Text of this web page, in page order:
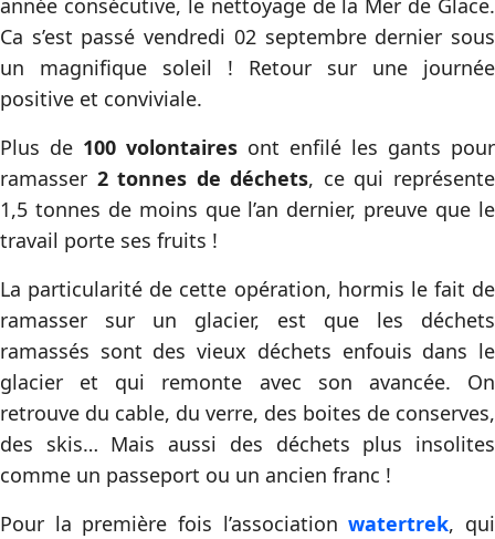
année consécutive, le nettoyage de la Mer de Glace.
Ca s’est passé vendredi 02 septembre dernier sous
un magnifique soleil ! Retour sur une journée
positive et conviviale.
Plus de 100 volontaires ont enfilé les gants pour
ramasser 2 tonnes de déchets, ce qui représente
1,5 tonnes de moins que l’an dernier, preuve que le
travail porte ses fruits !
La particularité de cette opération, hormis le fait de
ramasser sur un glacier, est que les déchets
ramassés sont des vieux déchets enfouis dans le
glacier et qui remonte avec son avancée. On
retrouve du cable, du verre, des boites de conserves,
des skis… Mais aussi des déchets plus insolites
comme un passeport ou un ancien franc !
Pour la première fois l’associationwatertrek, qui